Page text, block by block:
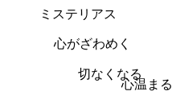
心温まる
切なくなる
心がざわめく
ミステリアス